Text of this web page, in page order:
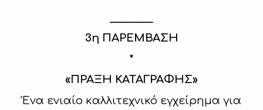
3η ΠΑΡΕΜΒΑΣΗ
*
«ΠΡΑΞΗ ΚΑΤΑΓΡΑΦΗΣ»
Ένα ενιαίο καλλιτεχνικό εγχείρημα για